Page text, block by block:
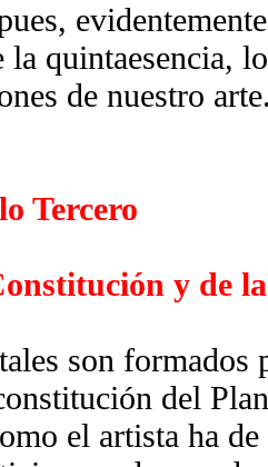
la quintaesencia,
de nuestro
Tercero
y de
son formados
del
el artista ha